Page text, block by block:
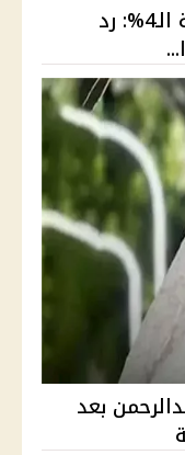
القصة الكاملة لأزمة ريم صاحبة الـ4%: رد
بعد